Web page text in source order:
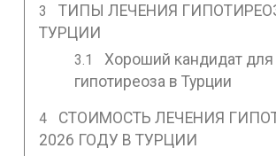
ТИПЫ ЛЕЧЕНИЯ
ТУРЦИИ
Хороший кандидат
гипотиреоза в Турции
СТОИМОСТЬ ЛЕЧЕНИЯ
2026 ГОДУ В ТУРЦИИ